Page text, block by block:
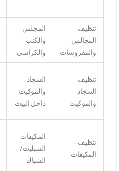
تنظيف
المجالس
والمفروشات
المجلس
والكنب
والكراسي
تنظيف
السجاد
والموكيت
السجاد
والموكيت
داخل البيت
تنظيف
المكيفات
المكيفات
السبليت/
الشباك